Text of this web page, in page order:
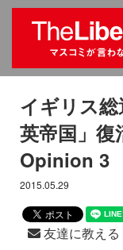
イギリス
英帝国」
Opinion 3
2015.05.29
友達に教える